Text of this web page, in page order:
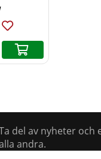
del av nyheter och
andra.